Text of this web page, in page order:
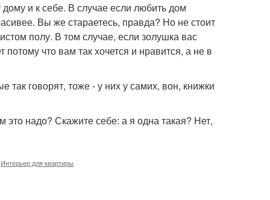
и к себе. В случае если любить дом
Вы же стараетесь, правда? Но не стоит
полу. В том случае, если золушка вас
потому что вам так хочется и нравится, а не в
так говорят, тоже - у них у самих, вон, книжки
надо? Скажите себе: а я одна такая? Нет,
Интерьер для квартиры